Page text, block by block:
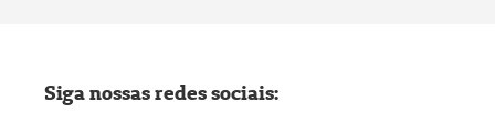
Siga nossas redes sociais: